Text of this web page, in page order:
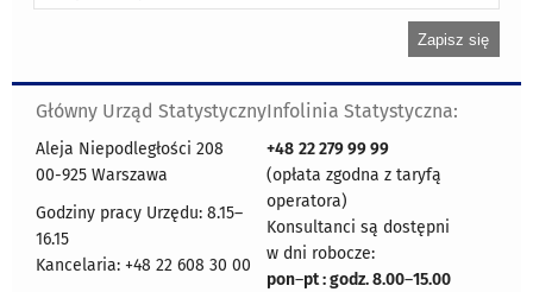
Główny Urząd Statystyczny
Aleja Niepodległości 208
00-925 Warszawa
Godziny pracy Urzędu: 8.15–
16.15
Kancelaria: +48 22 608 30 00
Infolinia Statystyczna:
+48 22 279 99 99
(opłata zgodna z taryfą
operatora)
Konsultanci są dostępni
w dni robocze:
pon–pt : godz. 8.00–15.00